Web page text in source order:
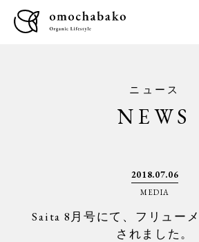
ニュース
NEWS
2018.07.06
MEDIA
Saita 8月号にて、フリュー
されました。